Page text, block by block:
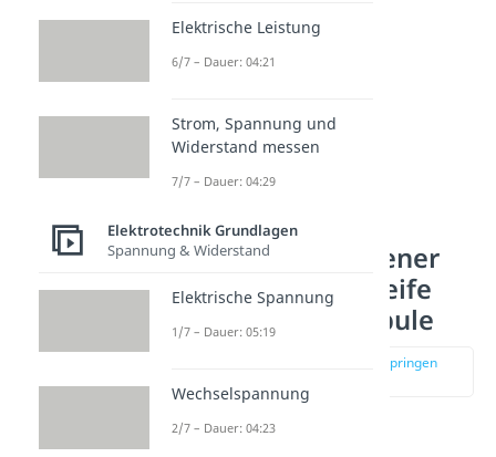
Stromdurchflossener
Leiter: Leiterschleife
und Induktionsspule
zur Stelle im Video springen
Hier siehst du einen
Elektrische Leistung
6/7 – Dauer: 04:21
Strom, Spannung und
Widerstand messen
7/7 – Dauer: 04:29
Elektrotechnik Grundlagen
Spannung & Widerstand
Elektrische Spannung
1/7 – Dauer: 05:19
Wechselspannung
2/7 – Dauer: 04:23